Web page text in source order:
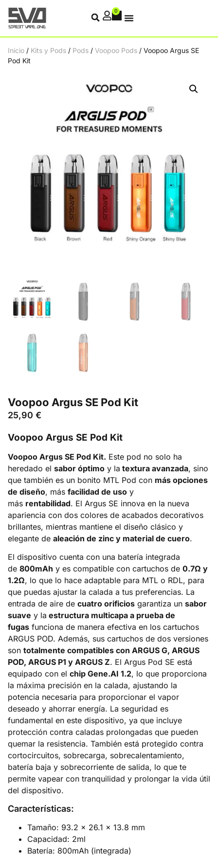
0
Inicio / Kits y Pods / Pods / Voopoo Pods / Voopoo Argus SE
Pod Kit
Voopoo Argus SE Pod Kit
25,90 €
Voopoo Argus SE Pod Kit
Voopoo Argus SE Pod Kit. Este pod no solo ha
heredado el sabor óptimo y la textura avanzada, sino
que también es un bonito MTL Pod con más opciones
de diseño, más facilidad de uso y
más rentabilidad. El Argus SE innova en la nueva
apariencia con dos colores de acabados decorativos
brillantes, mientras mantiene el diseño clásico y
elegante de aleación de zinc y material de cuero.
El dispositivo cuenta con una batería integrada
de 800mAh y es compatible con cartuchos de 0.7Ω y
1.2Ω, lo que lo hace adaptable para MTL o RDL, para
que puedas ajustar la calada a tus preferencias. La
entrada de aire de cuatro orificios garantiza un sabor
suave y la estructura multicapa a prueba de
fugas funciona de manera efectiva en los cartuchos
ARGUS POD. Además, sus cartuchos de dos versiones
son totalmente compatibles con ARGUS G, ARGUS
POD, ARGUS P1 y ARGUS Z. El Argus Pod SE está
equipado con el chip Gene.AI 1.2, lo que proporciona
la máxima precisión en la calada, ajustando la
potencia necesaria para proporcionar el vapor
deseado y ahorrar energía. La seguridad es
fundamental en este dispositivo, ya que incluye
protección contra caladas prolongadas que pueden
quemar la resistencia. También está protegido contra
cortocircuitos, sobrecarga, sobrecalentamiento,
batería baja y sobrecorriente de salida, lo que te
permite vapear con tranquilidad y prolongar la vida útil
del dispositivo.
Características:
Tamaño: 93.2 x 26.1 x 13.8 mm
Capacidad: 2ml
Batería: 800mAh (integrada)